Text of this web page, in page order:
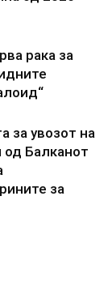
рака за
за увозот на
од Балканот
за